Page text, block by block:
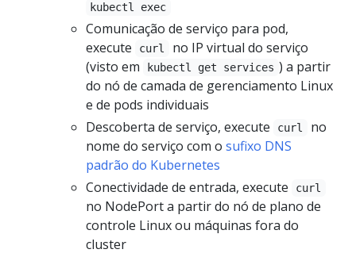
kubectl exec
Comunicação de serviço para pod,
execute
curl
no IP virtual do serviço
(visto em
kubectl get services ) a partir
do nó de camada de gerenciamento Linux
e de pods individuais
Descoberta de serviço, execute
curl
no
nome do serviço com o sufixo DNS
padrão do Kubernetes
Conectividade de entrada, execute
curl
no NodePort a partir do nó de plano de
controle Linux ou máquinas fora do
cluster